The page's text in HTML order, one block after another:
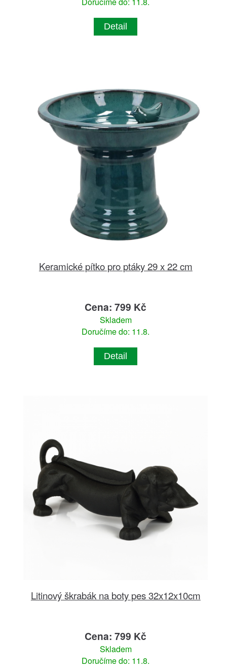
Detail
Keramické pítko pro ptáky 29 x 22 cm
Cena: 799 Kč
Skladem
Doručíme do: 11.8.
Detail
Litinový škrabák na boty pes 32x12x10cm
Cena: 799 Kč
Skladem
Doručíme do: 11.8.